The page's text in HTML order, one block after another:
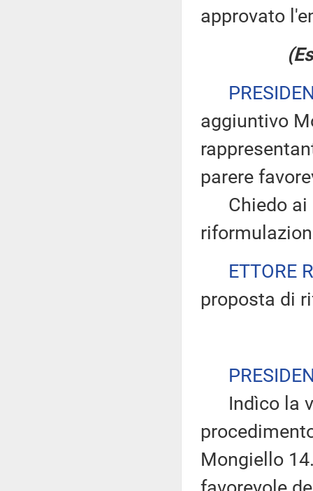
approvato
aggiuntivo
parere
Chiedo ai
ETTORE
proposta di
Indìco la
Mongiello